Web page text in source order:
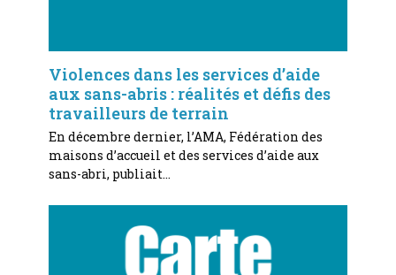
Violences dans les services d’aide
aux sans-abris : réalités et défis des
travailleurs de terrain
En décembre dernier, l’AMA, Fédération des
maisons d’accueil et des services d’aide aux
sans-abri, publiait…